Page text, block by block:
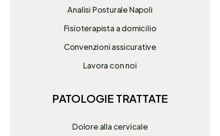
Analisi Posturale Napoli
Fisioterapista a domicilio
Convenzioni assicurative
Lavora con noi
PATOLOGIE TRATTATE
Dolore alla cervicale